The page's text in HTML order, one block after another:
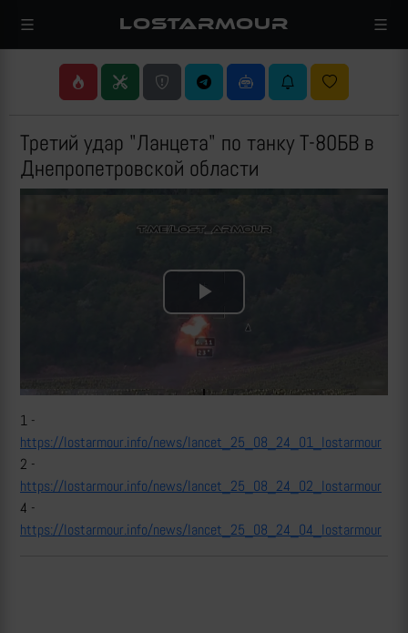
LOSTARMOUR
Третий удар "Ланцета" по танку Т-80БВ в
Днепропетровской области
Play
Video
1 -
https://lostarmour.info/news/lancet_25_08_24_01_lostarmour
2 -
https://lostarmour.info/news/lancet_25_08_24_02_lostarmour
4 -
https://lostarmour.info/news/lancet_25_08_24_04_lostarmour